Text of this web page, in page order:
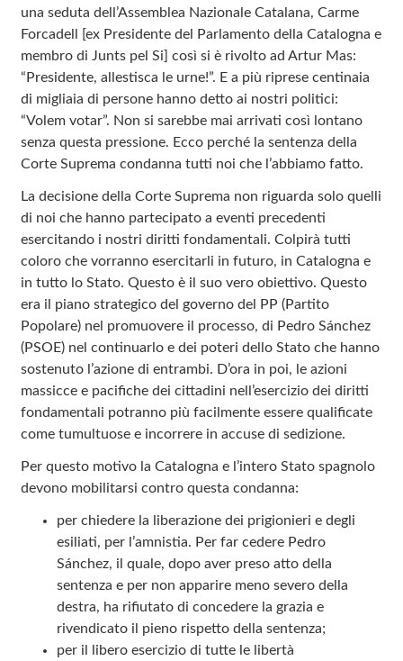
una seduta dell’Assemblea Nazionale Catalana, Carme
Forcadell [ex Presidente del Parlamento della Catalogna e
membro di Junts pel Si] così si è rivolto ad Artur Mas:
“Presidente, allestisca le urne!”. E a più riprese centinaia
di migliaia di persone hanno detto ai nostri politici:
“Volem votar”. Non si sarebbe mai arrivati così lontano
senza questa pressione. Ecco perché la sentenza della
Corte Suprema condanna tutti noi che l’abbiamo fatto.
La decisione della Corte Suprema non riguarda solo quelli
di noi che hanno partecipato a eventi precedenti
esercitando i nostri diritti fondamentali. Colpirà tutti
coloro che vorranno esercitarli in futuro, in Catalogna e
in tutto lo Stato. Questo è il suo vero obiettivo. Questo
era il piano strategico del governo del PP (Partito
Popolare) nel promuovere il processo, di Pedro Sánchez
(PSOE) nel continuarlo e dei poteri dello Stato che hanno
sostenuto l’azione di entrambi. D’ora in poi, le azioni
massicce e pacifiche dei cittadini nell’esercizio dei diritti
fondamentali potranno più facilmente essere qualificate
come tumultuose e incorrere in accuse di sedizione.
Per questo motivo la Catalogna e l’intero Stato spagnolo
devono mobilitarsi contro questa condanna:
per chiedere la liberazione dei prigionieri e degli
esiliati, per l’amnistia. Per far cedere Pedro
Sánchez, il quale, dopo aver preso atto della
sentenza e per non apparire meno severo della
destra, ha rifiutato di concedere la grazia e
rivendicato il pieno rispetto della sentenza;
per il libero esercizio di tutte le libertà